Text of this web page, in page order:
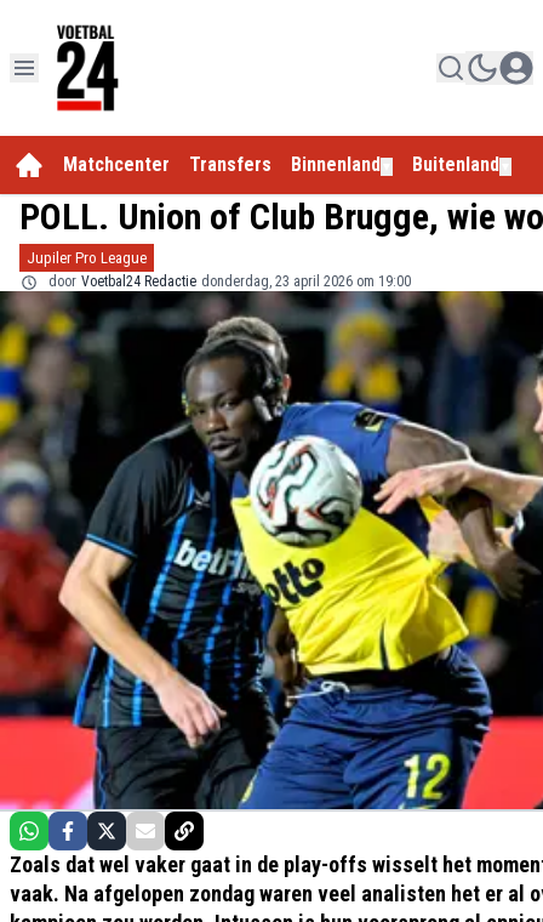
Matchcenter Transfers Binnenland Buitenland
POLL. Union of Club Brugge, wie
Jupiler Pro League
door Voetbal24 Redactie donderdag, 23 april 2026 om 19:00
Zoals dat wel vaker gaat in de play-offs wisselt het
vaak. Na afgelopen zondag waren veel analisten het er al